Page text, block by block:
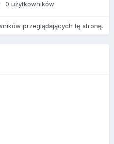
0 użytkowników
przeglądających tę stronę.